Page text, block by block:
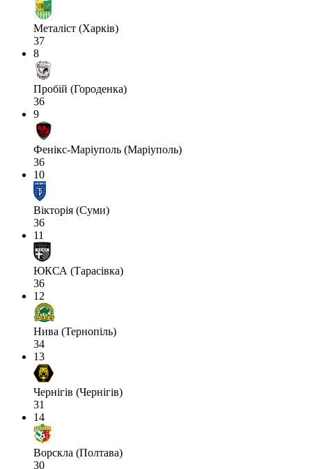
Металіст (Харків)
37
8
Пробій (Городенка)
36
9
Фенікс-Маріуполь (Маріуполь)
36
10
Вікторія (Суми)
36
11
ЮКСА (Тарасівка)
36
12
Нива (Тернопіль)
34
13
Чернігів (Чернігів)
31
14
Ворскла (Полтава)
30